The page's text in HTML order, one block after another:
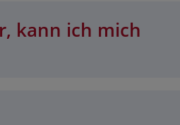
kann ich mich